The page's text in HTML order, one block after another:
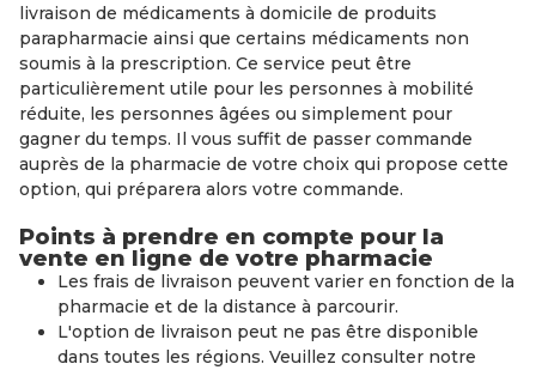
livraison de médicaments à domicile de produits
parapharmacie ainsi que certains médicaments non
soumis à la prescription. Ce service peut être
particulièrement utile pour les personnes à mobilité
réduite, les personnes âgées ou simplement pour
gagner du temps. Il vous suffit de passer commande
auprès de la pharmacie de votre choix qui propose cette
option, qui préparera alors votre commande.
Points à prendre en compte pour la
vente en ligne de votre pharmacie
Les frais de livraison peuvent varier en fonction de la
pharmacie et de la distance à parcourir.
L'option de livraison peut ne pas être disponible
dans toutes les régions. Veuillez consulter notre